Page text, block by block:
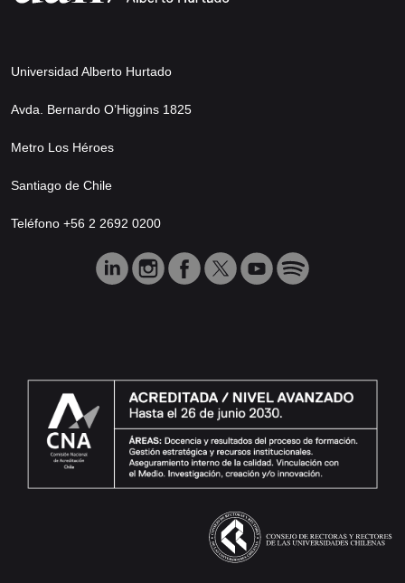
Universidad Alberto Hurtado
Avda. Bernardo O’Higgins 1825
Metro Los Héroes
Santiago de Chile
Teléfono +56 2 2692 0200